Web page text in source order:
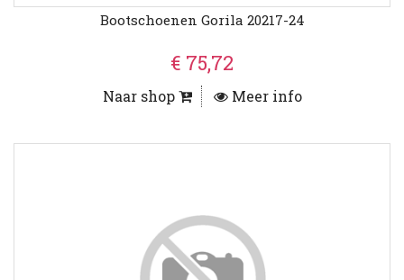
Bootschoenen Gorila 20217-24
€ 75,72
Naar shop Meer info